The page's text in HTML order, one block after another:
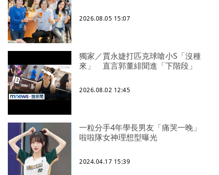
2026.08.05 15:07
獨家／賈永婕打匹克球嗆小S「沒種
來」 直言郭董緋聞進「下階段」
2026.08.02 12:45
一粒分手4年學長男友「痛哭一晚」
啦啦隊女神理想型曝光
2024.04.17 15:39